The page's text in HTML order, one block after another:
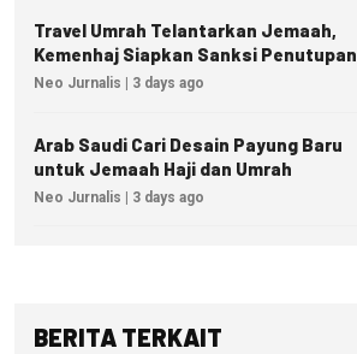
Travel Umrah Telantarkan Jemaah,
Kemenhaj Siapkan Sanksi Penutupan
Izin hingga Pidana
Neo Jurnalis | 3 days ago
Arab Saudi Cari Desain Payung Baru
untuk Jemaah Haji dan Umrah
Neo Jurnalis | 3 days ago
BERITA TERKAIT